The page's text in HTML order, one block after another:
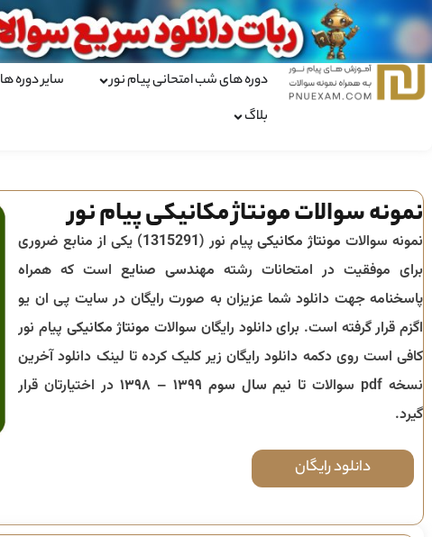
دوره های شب امتحانی پیام نور سایر دوره ها
بلاگ
نمونه سوالات مونتاژ مکانیکی پیام نور
نمونه سوالات مونتاژ مکانیکیپیام نور (1315291) یکی از منابع ضروری
برای موفقیت در امتحانات رشته مهندسی صنایعاست که همراه
پاسخنامه جهت دانلود شما عزیزان به صورت رایگان در سایت پی ان یو
اگزم قرار گرفته است. برای دانلود رایگان سوالات مونتاژ مکانیکی پیام نور
کافی است روی دکمه دانلود رایگان زیر کلیک کرده تا لینک دانلود آخرین
نسخه pdf سوالات تا
نیم سال سوم ۱۳۹۹ – ۱۳۹۸
در اختیارتان قرار
گیرد.
دانلود رایگان